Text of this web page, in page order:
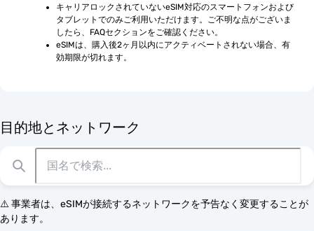
キャリアロックされていないeSIM対応のスマートフォンおよび
タブレットでのみご利用いただけます。ご不明な点がございま
したら、FAQセクションをご確認ください。
eSIMは、購入後2ヶ月以内にアクティベートされない場合、有
効期限が切れます。
目的地とネットワーク
⚠️ 事業者は、eSIMが接続するネットワークを予告なく変更することが
あります。